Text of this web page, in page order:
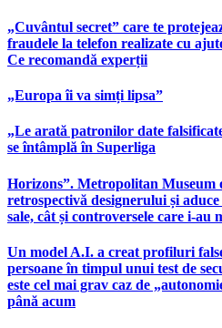
„Cuvântul secret” care te
fraudele la telefon realizate cu
Ce recomandă experții
„Europa îi va simți lipsa”
„Le arată patronilor date
se întâmplă în Superliga
Horizons”. Metropolitan
retrospectivă designerului și
sale, cât și controversele care i-au
Un model A.I. a creat profiluri
persoane în timpul unui test de
este cel mai grav caz de
până acum